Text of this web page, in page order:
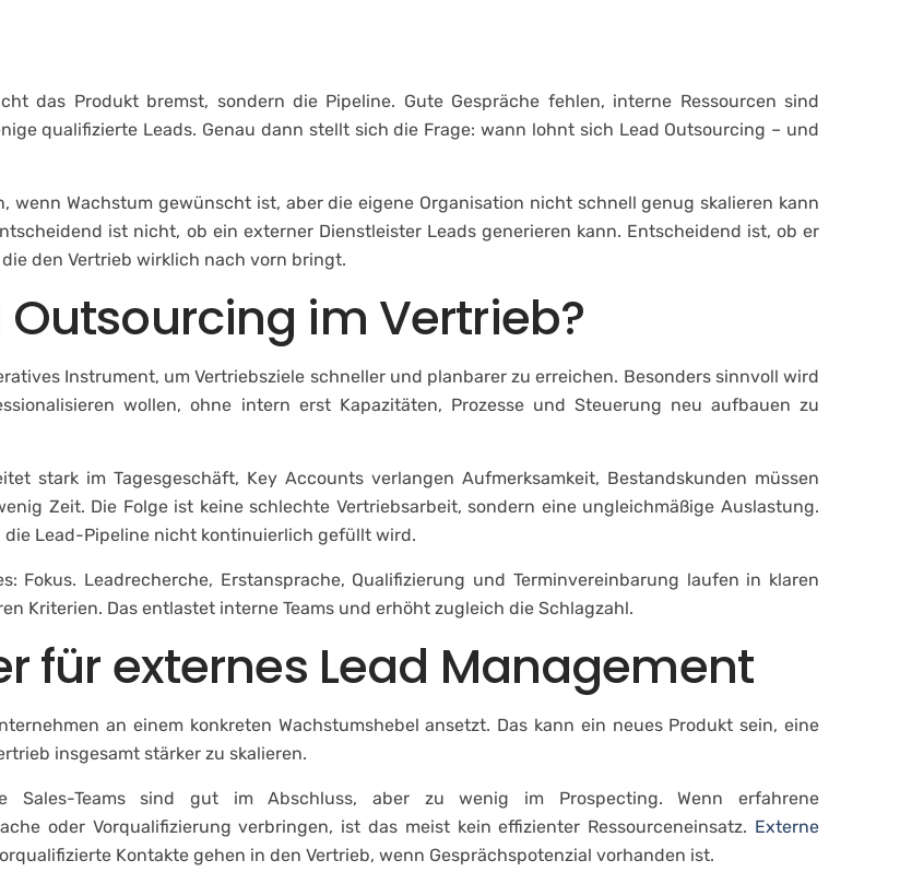
das Produkt bremst, sondern die Pipeline. Gute Gespräche fehlen, interne Ressourcen sind
qualifizierte Leads. Genau dann stellt sich die Frage: wann lohnt sich Lead Outsourcing – und
Wachstum gewünscht ist, aber die eigene Organisation nicht schnell genug skalieren kann
ist nicht, ob ein externer Dienstleister Leads generieren kann. Entscheidend ist, ob er
den Vertrieb wirklich nach vorn bringt.
im Vertrieb?
Instrument, um Vertriebsziele schneller und planbarer zu erreichen. Besonders sinnvoll wird
wollen, ohne intern erst Kapazitäten, Prozesse und Steuerung neu aufbauen zu
stark im Tagesgeschäft, Key Accounts verlangen Aufmerksamkeit, Bestandskunden müssen
Zeit. Die Folge ist keine schlechte Vertriebsarbeit, sondern eine ungleichmäßige Auslastung.
die Lead-Pipeline nicht kontinuierlich gefüllt wird.
Fokus. Leadrecherche, Erstansprache, Qualifizierung und Terminvereinbarung laufen in klaren
Kriterien. Das entlastet interne Teams und erhöht zugleich die Schlagzahl.
für externes Lead Management
an einem konkreten Wachstumshebel ansetzt. Das kann ein neues Produkt sein, eine
insgesamt stärker zu skalieren.
Sales-Teams sind gut im Abschluss, aber zu wenig im Prospecting. Wenn erfahrene
oder Vorqualifizierung verbringen, ist das meist kein effizienter Ressourceneinsatz. Externe
Kontakte gehen in den Vertrieb, wenn Gesprächspotenzial vorhanden ist.